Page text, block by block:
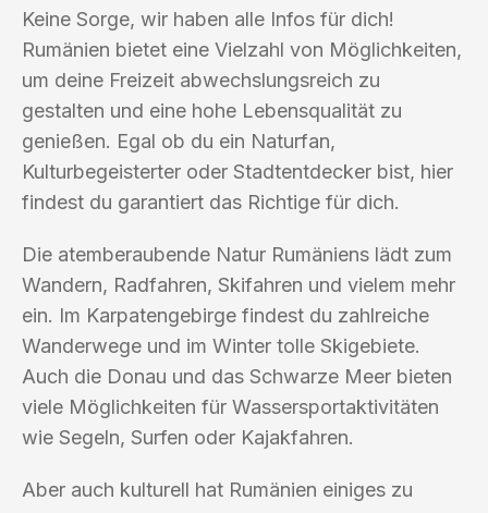
Keine Sorge, wir haben alle Infos für dich!
Rumänien bietet eine Vielzahl von Möglichkeiten,
um deine Freizeit abwechslungsreich zu
gestalten und eine hohe Lebensqualität zu
genießen. Egal ob du ein Naturfan,
Kulturbegeisterter oder Stadtentdecker bist, hier
findest du garantiert das Richtige für dich.
Die atemberaubende Natur Rumäniens lädt zum
Wandern, Radfahren, Skifahren und vielem mehr
ein. Im Karpatengebirge findest du zahlreiche
Wanderwege und im Winter tolle Skigebiete.
Auch die Donau und das Schwarze Meer bieten
viele Möglichkeiten für Wassersportaktivitäten
wie Segeln, Surfen oder Kajakfahren.
Aber auch kulturell hat Rumänien einiges zu